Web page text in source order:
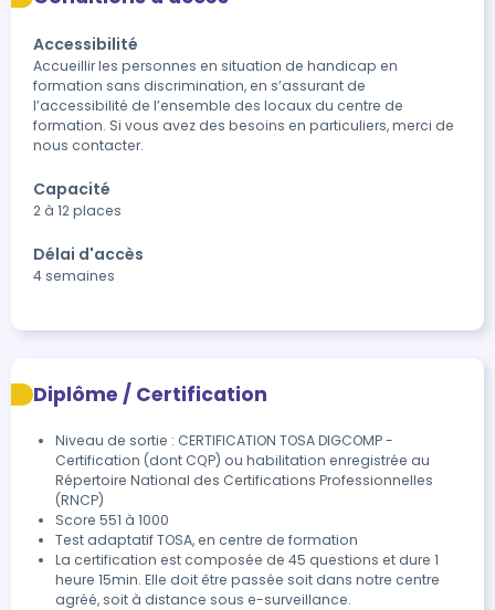
Accessibilité
Accueillir les personnes en situation de handicap en
formation sans discrimination, en s’assurant de
l’accessibilité de l’ensemble des locaux du centre de
formation. Si vous avez des besoins en particuliers, merci de
nous contacter.
Capacité
2 à 12 places
Délai d'accès
4 semaines
Diplôme / Certification
Niveau de sortie : CERTIFICATION TOSA DIGCOMP -
Certification (dont CQP) ou habilitation enregistrée au
Répertoire National des Certifications Professionnelles
(RNCP)
Score 551 à 1000
Test adaptatif TOSA, en centre de formation
La certification est composée de 45 questions et dure 1
heure 15min. Elle doit être passée soit dans notre centre
agréé, soit à distance sous e-surveillance.